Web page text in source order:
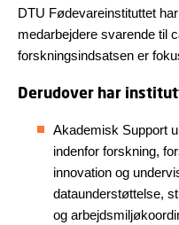
DTU Fødevareinstituttet
medarbejdere svarende til
forskningsindsatsen er
Derudover har
Akademisk Support
indenfor forskning,
innovation og
dataunderstøttelse,
og